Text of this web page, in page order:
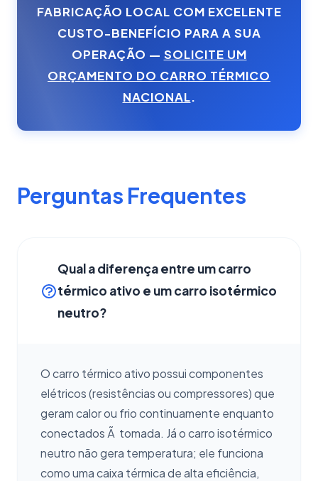
FABRICAÇÃO LOCAL COM EXCELENTE
CUSTO-BENEFÍCIO PARA A SUA
OPERAÇÃO — SOLICITE UM
ORÇAMENTO DO CARRO TÉRMICO
NACIONAL.
Perguntas Frequentes
Qual a diferença entre um carro
térmico ativo e um carro isotérmico
neutro?
O carro térmico ativo possui componentes
elétricos (resistências ou compressores) que
geram calor ou frio continuamente enquanto
conectados Ã tomada. Já o carro isotérmico
neutro não gera temperatura; ele funciona
como uma caixa térmica de alta eficiência,